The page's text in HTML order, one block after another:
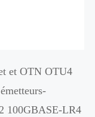
et OTN OTU4
100GBASE-LR4